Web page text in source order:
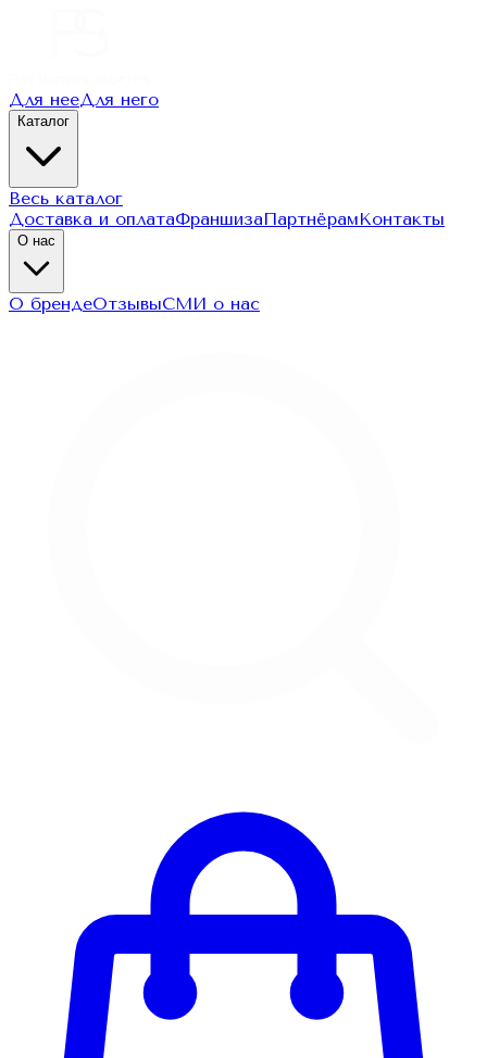
Для нееДля него
Каталог
Весь каталог
Доставка и оплатаФраншизаПартнёрамКонтакты
О нас
О брендеОтзывыСМИ о нас